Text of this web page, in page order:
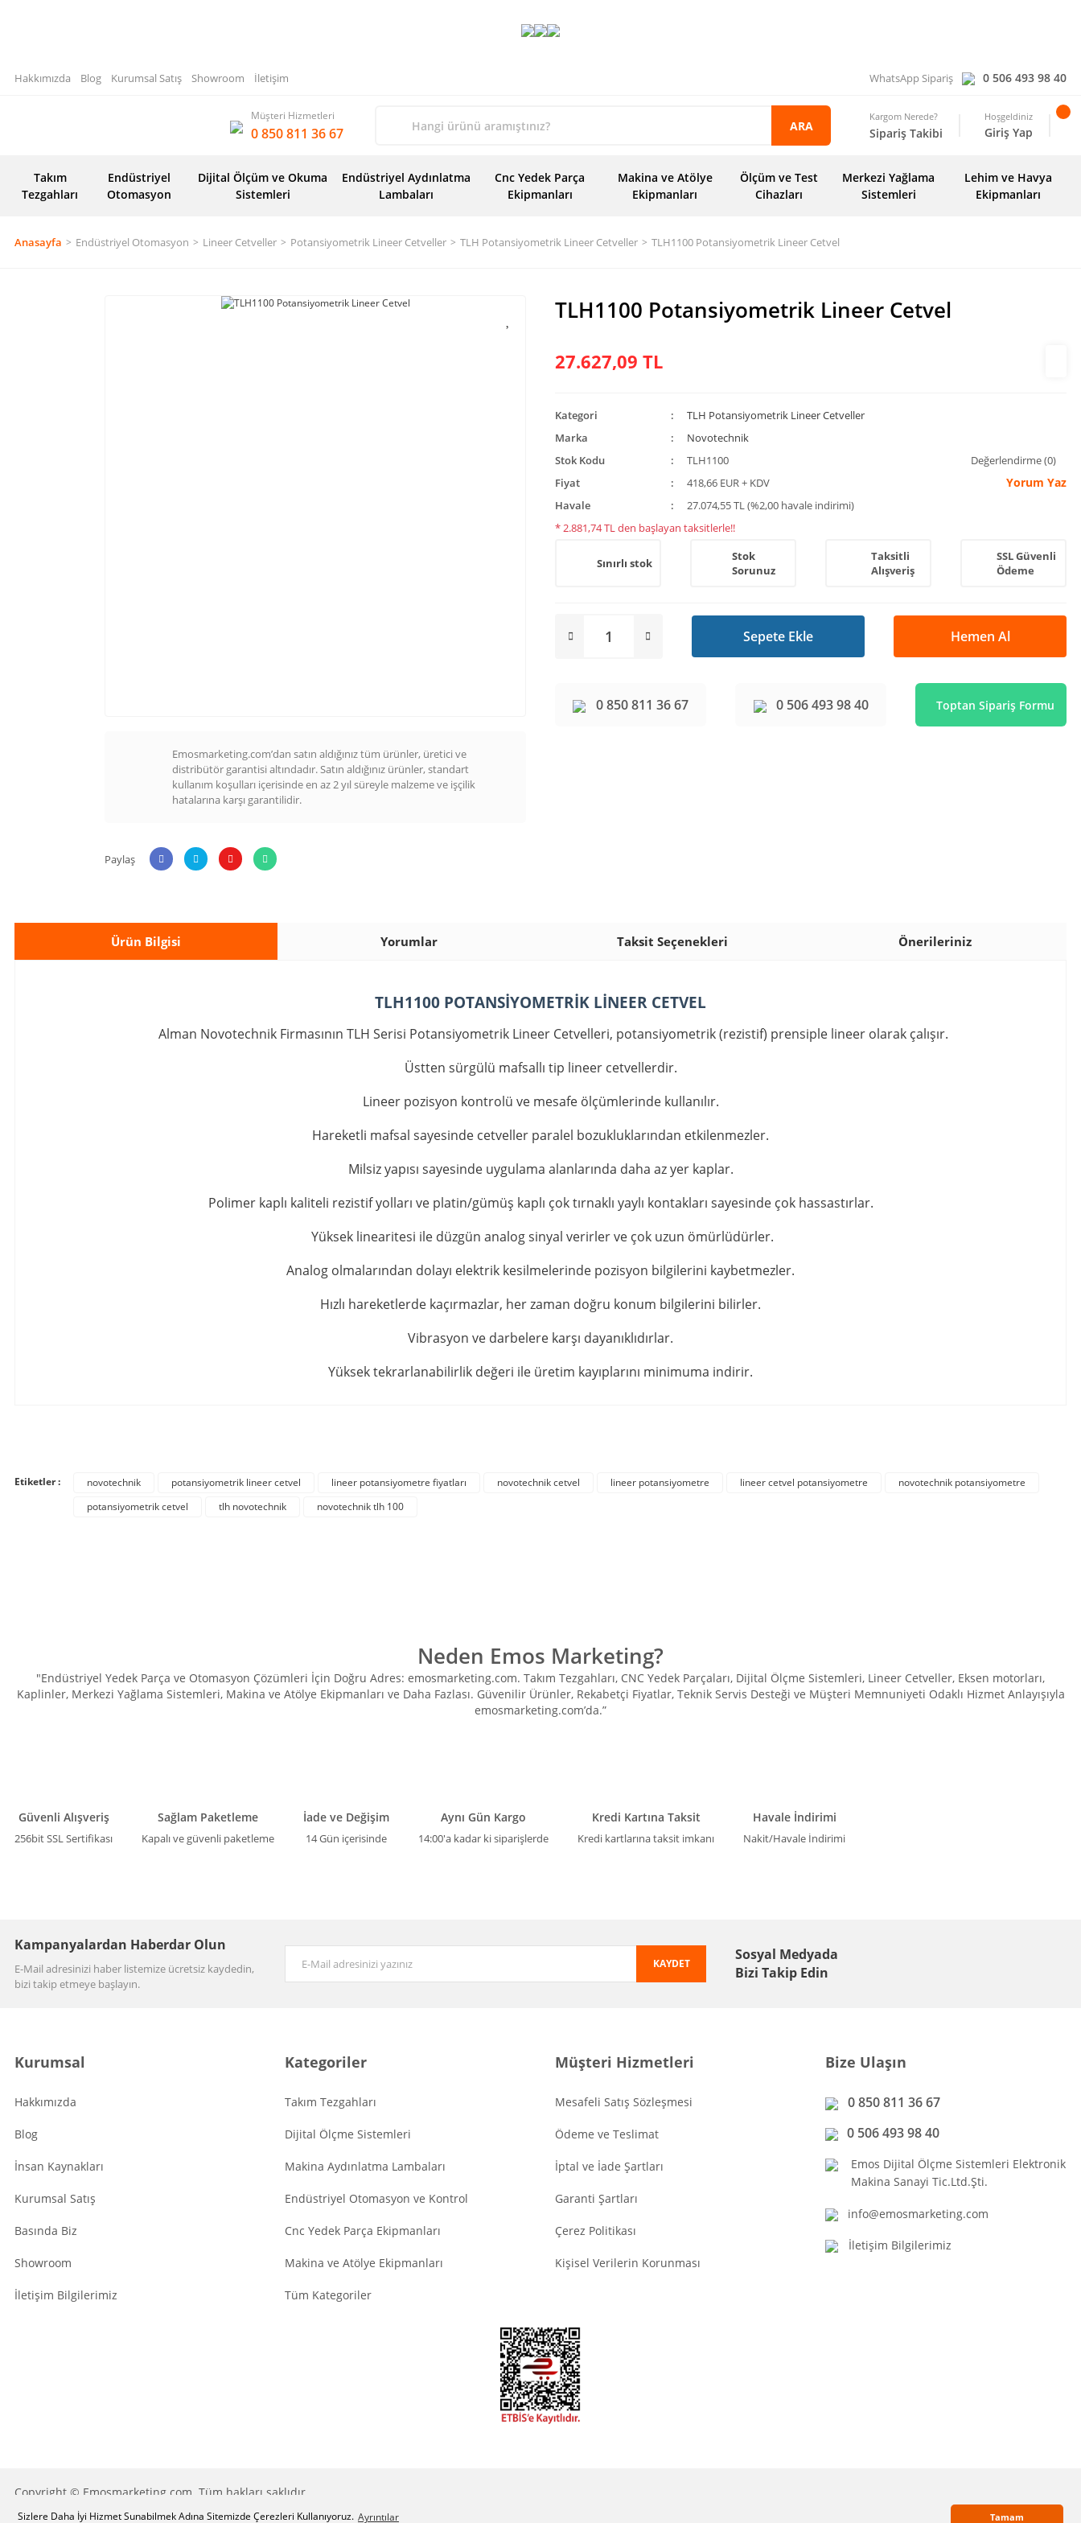
Sizlere Daha İyi Hizmet Sunabilmek Adına Sitemizde Çerezleri Kullanıyoruz. Ayrıntılar Tamam
Hakkımızda Blog Kurumsal Satış Showroom İletişim WhatsApp Sipariş 0 506 493 98 40
Müşteri Hizmetleri
0 850 811 36 67 ARA
Kargom Nerede?
Sipariş Takibi
Hoşgeldiniz
Giriş Yap
Takım
Tezgahları
Endüstriyel
Otomasyon
Dijital Ölçüm ve Okuma
Sistemleri
Endüstriyel Aydınlatma
Lambaları
Cnc Yedek Parça
Ekipmanları
Makina ve Atölye
Ekipmanları
Ölçüm ve Test
Cihazları
Merkezi Yağlama
Sistemleri
Lehim ve Havya
Ekipmanları
Anasayfa Endüstriyel Otomasyon Lineer Cetveller Potansiyometrik Lineer Cetveller TLH Potansiyometrik Lineer Cetveller TLH1100 Potansiyometrik Lineer Cetvel
Emosmarketing.com’dan satın aldığınız tüm ürünler, üretici ve
distribütör garantisi altındadır. Satın aldığınız ürünler, standart
kullanım koşulları içerisinde en az 2 yıl süreyle malzeme ve işçilik
hatalarına karşı garantilidir.
Paylaş
TLH1100 Potansiyometrik Lineer Cetvel
27.627,09 TL
Kategori
TLH Potansiyometrik Lineer Cetveller
Marka
Novotechnik
Stok Kodu
TLH1100
Fiyat
418,66 EUR + KDV
Havale
27.074,55 TL (%2,00 havale indirimi)
* 2.881,74 TL den başlayan taksitlerle!!
Değerlendirme (0)
Yorum Yaz
Sınırlı stok
Stok
Sorunuz
Taksitli
Alışveriş
SSL Güvenli
Ödeme
Sepete Ekle Hemen Al
0 850 811 36 67 0 506 493 98 40 Toptan Sipariş Formu
Ürün Bilgisi Yorumlar Taksit Seçenekleri Önerileriniz
TLH1100 POTANSİYOMETRİK LİNEER CETVEL
Alman Novotechnik Firmasının TLH Serisi Potansiyometrik Lineer Cetvelleri, potansiyometrik (rezistif) prensiple lineer olarak çalışır.
Üstten sürgülü mafsallı tip lineer cetvellerdir.
Lineer pozisyon kontrolü ve mesafe ölçümlerinde kullanılır.
Hareketli mafsal sayesinde cetveller paralel bozukluklarından etkilenmezler.
Milsiz yapısı sayesinde uygulama alanlarında daha az yer kaplar.
Polimer kaplı kaliteli rezistif yolları ve platin/gümüş kaplı çok tırnaklı yaylı kontakları sayesinde çok hassastırlar.
Yüksek linearitesi ile düzgün analog sinyal verirler ve çok uzun ömürlüdürler.
Analog olmalarından dolayı elektrik kesilmelerinde pozisyon bilgilerini kaybetmezler.
Hızlı hareketlerde kaçırmazlar, her zaman doğru konum bilgilerini bilirler.
Vibrasyon ve darbelere karşı dayanıklıdırlar.
Yüksek tekrarlanabilirlik değeri ile üretim kayıplarını minimuma indirir.
Gönder
Etiketler : novotechnik potansiyometrik lineer cetvel lineer potansiyometre fiyatları novotechnik cetvel lineer potansiyometre lineer cetvel potansiyometre
novotechnik potansiyometre
potansiyometrik cetvel
tlh novotechnik novotechnik tlh 100
Neden Emos Marketing?
"Endüstriyel Yedek Parça ve Otomasyon Çözümleri İçin Doğru Adres: emosmarketing.com. Takım Tezgahları, CNC Yedek Parçaları, Dijital Ölçme Sistemleri, Lineer Cetveller, Eksen motorları,
Kaplinler, Merkezi Yağlama Sistemleri, Makina ve Atölye Ekipmanları ve Daha Fazlası. Güvenilir Ürünler, Rekabetçi Fiyatlar, Teknik Servis Desteği ve Müşteri Memnuniyeti Odaklı Hizmet Anlayışıyla
emosmarketing.com’da.”
Güvenli Alışveriş
256bit SSL Sertifikası
Sağlam Paketleme
Kapalı ve güvenli paketleme
İade ve Değişim
14 Gün içerisinde
Aynı Gün Kargo
14:00'a kadar ki siparişlerde
Kredi Kartına Taksit
Kredi kartlarına taksit imkanı
Havale İndirimi
Nakit/Havale İndirimi
Kampanyalardan Haberdar Olun
E-Mail adresinizi haber listemize ücretsiz kaydedin,
bizi takip etmeye başlayın.
KAYDET
Sosyal Medyada
Bizi Takip Edin
Kurumsal
Hakkımızda
Blog
İnsan Kaynakları
Kurumsal Satış
Basında Biz
Showroom
İletişim Bilgilerimiz
Kategoriler
Takım Tezgahları
Dijital Ölçme Sistemleri
Makina Aydınlatma Lambaları
Endüstriyel Otomasyon ve Kontrol
Cnc Yedek Parça Ekipmanları
Makina ve Atölye Ekipmanları
Tüm Kategoriler
Müşteri Hizmetleri
Mesafeli Satış Sözleşmesi
Ödeme ve Teslimat
İptal ve İade Şartları
Garanti Şartları
Çerez Politikası
Kişisel Verilerin Korunması
Bize Ulaşın
0 850 811 36 67
0 506 493 98 40
Emos Dijital Ölçme Sistemleri Elektronik
Makina Sanayi Tic.Ltd.Şti.
info@emosmarketing.com
İletişim Bilgilerimiz
Copyright © Emosmarketing.com. Tüm hakları saklıdır.